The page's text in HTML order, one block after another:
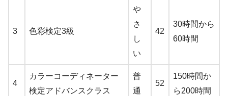
3 色彩検定3級
や
さ
し
い
42
30時間から
60時間
4
カラーコーディネーター
検定アドバンスクラス
普
通
52
150時間か
ら200時間